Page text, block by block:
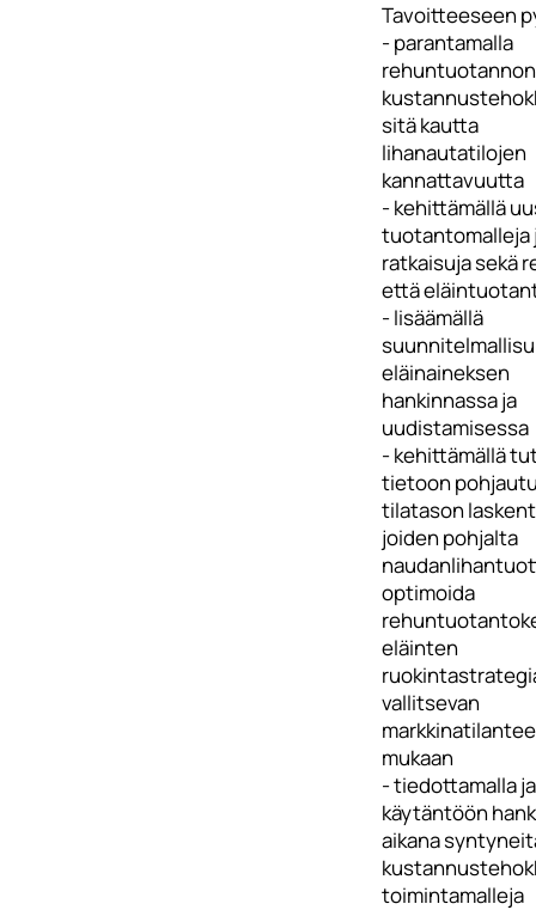
Tavoitteeseen
- parantamalla
rehuntuotannon
sitä kautta
lihanautatilojen
kannattavuutta
- kehittämällä
tuotantomalleja
ratkaisuja sekä
että
- lisäämällä
eläinaineksen
hankinnassa ja
uudistamisessa
- kehittämällä
tietoon
tilatason
joiden pohjalta
optimoida
eläinten
vallitsevan
mukaan
- tiedottamalla
käytäntöön
aikana
toimintamalleja